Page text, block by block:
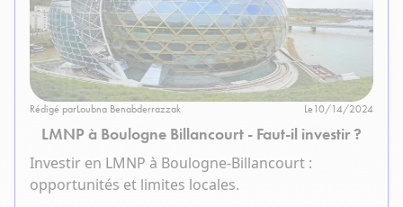
Rédigé parLoubna Benabderrazzak Le10/14/2024
LMNP à Boulogne Billancourt - Faut-il investir ?
Investir en LMNP à Boulogne-Billancourt :
opportunités et limites locales.